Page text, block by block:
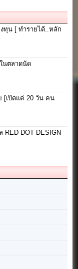
งทุน [ ทำรายได้..หลัก
นตลาดนัด
[เปิดแค่ 20 วัน คน
RED DOT DESIGN